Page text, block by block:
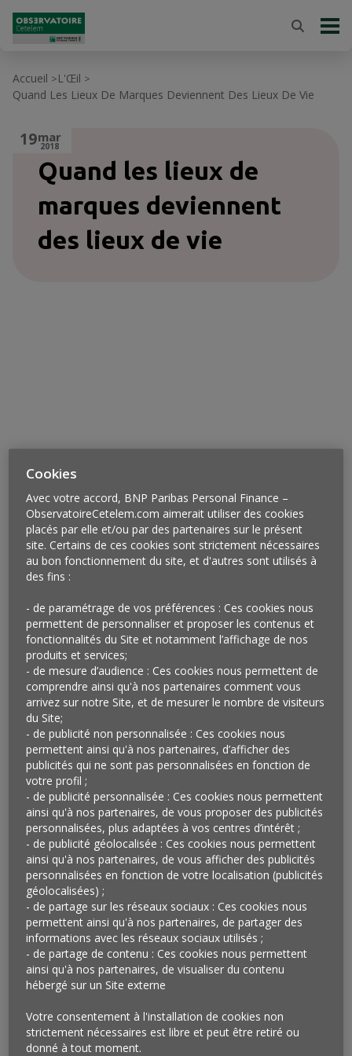
Accueil >L'Œil >
Quand Les Lieux De Marques Deviennent Des Lieux De Vie
Quand les lieux de
marques deviennent
des lieux de vie
19mar
2018
Vuà New York et sur le site de l’Échangeur
À Brooklyn, la marque Mini a transformé un entrepôt
de 2 000 mètres carrés en un lieu baptiséA/D/Opour
Amalgamated Drawing Office, défini comme un point de
rassemblement et de rencontres de talents capables
d’imaginer des objets et des outils qui changeront le
monde comme a pu le faire la Mini en son temps.
L’espace est structuré autour d’un restaurant, le
Norman, d’un open space central permettant à chacun
de venir travailler librement et de grandes terrasses
extérieures décorées par des artistes locaux. Une offre
d’objets, de gadgets et de meubles est également
proposée, sélectionnés par des designers partenaires
ou créés par des membres d’A/D/O. Les designers et
autres créateurs professionnels peuvent, eux, en
échange d’un loyer raisonnable, disposer d’espaces de
travail au sein d’un accélérateur de start-up et accéder
à des services comme des imprimantes 3D leur
permettant de prototyper leur projet. A/D/O se veut
aussi, bien sûr, être un lieu d’expositions, de
conférences et d’échanges grâce à un programme
dense d’événements.
Qu’en penser ?
Il y a encore quelques années, il n’était pas rare qu’un
showrooms emblématiques, un restaurant ou un café
où il imaginait organiser des événements culturels.
Cookies
Avec votre accord, BNP Paribas Personal Finance –
ObservatoireCetelem.com aimerait utiliser des cookies
placés par elle et/ou par des partenaires sur le présent
site. Certains de ces cookies sont strictement nécessaires
au bon fonctionnement du site, et d'autres sont utilisés à
des fins :
- de paramétrage de vos préférences : Ces cookies nous
permettent de personnaliser et proposer les contenus et
fonctionnalités du Site et notamment l’affichage de nos
produits et services;
- de mesure d’audience : Ces cookies nous permettent de
comprendre ainsi qu'à nos partenaires comment vous
arrivez sur notre Site, et de mesurer le nombre de visiteurs
du Site;
- de publicité non personnalisée : Ces cookies nous
permettent ainsi qu'à nos partenaires, d’afficher des
publicités qui ne sont pas personnalisées en fonction de
votre profil ;
- de publicité personnalisée : Ces cookies nous permettent
ainsi qu'à nos partenaires, de vous proposer des publicités
personnalisées, plus adaptées à vos centres d’intérêt ;
- de publicité géolocalisée : Ces cookies nous permettent
ainsi qu'à nos partenaires, de vous afficher des publicités
personnalisées en fonction de votre localisation (publicités
géolocalisées) ;
- de partage sur les réseaux sociaux : Ces cookies nous
permettent ainsi qu'à nos partenaires, de partager des
informations avec les réseaux sociaux utilisés ;
- de partage de contenu : Ces cookies nous permettent
ainsi qu'à nos partenaires, de visualiser du contenu
hébergé sur un Site externe
Votre consentement à l'installation de cookies non
strictement nécessaires est libre et peut être retiré ou
donné à tout moment.